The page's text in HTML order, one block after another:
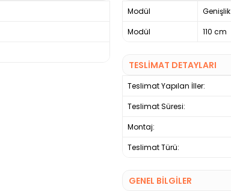
Modül Genişlik
Modül
110 cm
TESLİMAT DETAYLARI
Teslimat Yapılan İller:
Teslimat Süresi:
Montaj:
Teslimat Türü:
GENEL BİLGİLER